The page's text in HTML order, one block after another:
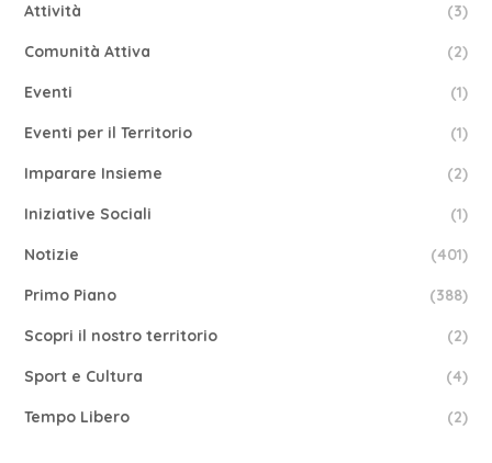
Attività (3)
Comunità Attiva (2)
Eventi (1)
Eventi per il Territorio (1)
Imparare Insieme (2)
Iniziative Sociali (1)
Notizie (401)
Primo Piano (388)
Scopri il nostro territorio (2)
Sport e Cultura (4)
Tempo Libero (2)